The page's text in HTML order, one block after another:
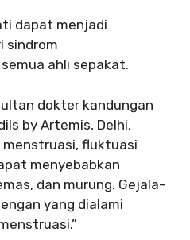
dapat menjadi
sindrom
ahli sepakat.
dokter kandungan
by Artemis, Delhi,
menstruasi, fluktuasi
menyebabkan
dan murung. Gejala-
yang dialami